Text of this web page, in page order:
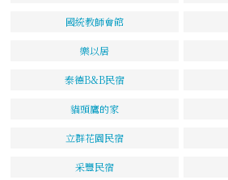
國統教師會館
樂以居
泰德B&B民宿
貓頭鷹的家
立群花園民宿
采豐民宿